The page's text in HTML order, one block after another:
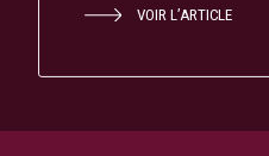
VOIR L’ARTICLE